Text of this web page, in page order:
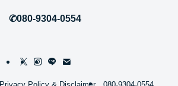
✆080-9304-0554